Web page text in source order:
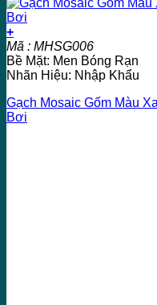
+
Mã : MHSG006
Bề Mặt: Men Bóng Rạn
Nhãn Hiệu: Nhập Khẩu
Gạch Mosaic Gốm Màu
Bơi